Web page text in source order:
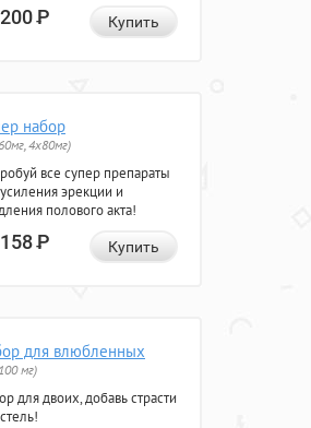
Р Купить
набор
4х80мг)
все супер препараты
эрекции и
полового акта!
Р Купить
для влюбленных
мг)
для двоих, добавь страсти